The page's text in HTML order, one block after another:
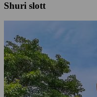
Shuri slott